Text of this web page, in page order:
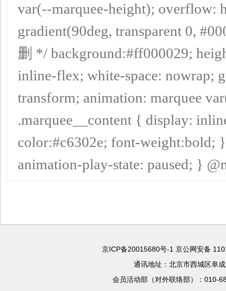
var(--marquee-height); overflow:
gradient(90deg, transparent 0,
删 */ background:#ff000029;
inline-flex; white-space: nowrap;
transform; animation: marquee
.marquee__content { display:
color:#c6302e; font-weight:bold;
animation-play-state: paused; }
京ICP备20015680号-1 京公网安备
通讯地址：北京市西城区阜
会员活动部（对外联络部）：010-